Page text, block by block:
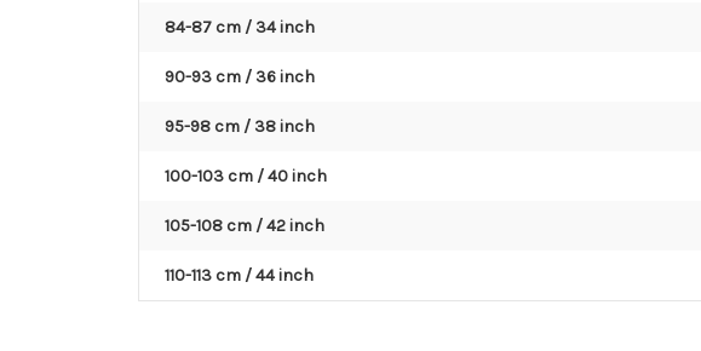
84-87 cm / 34 inch
90-93 cm / 36 inch
95-98 cm / 38 inch
100-103 cm / 40 inch
105-108 cm / 42 inch
110-113 cm / 44 inch